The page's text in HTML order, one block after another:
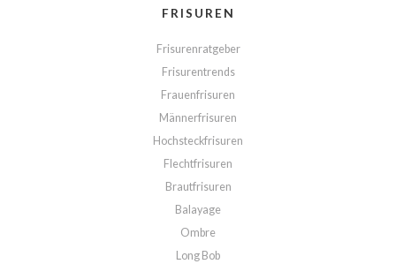
FRISUREN
Frisurenratgeber
Frisurentrends
Frauenfrisuren
Männerfrisuren
Hochsteckfrisuren
Flechtfrisuren
Brautfrisuren
Balayage
Ombre
Long Bob